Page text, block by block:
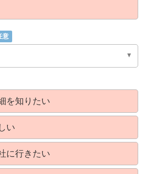
意
を知りたい
い
に行きたい